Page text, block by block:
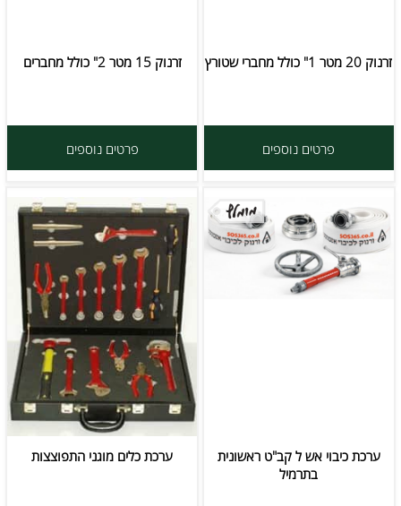
זרנוק 20 מטר 1" כולל מחברי שטורץ
פרטים נוספים
זרנוק 15 מטר 2" כולל מחברים
פרטים נוספים
ערכת כיבוי אש ל קב"ט ראשונית
בתרמיל
ערכת כלים מוגני התפוצצות